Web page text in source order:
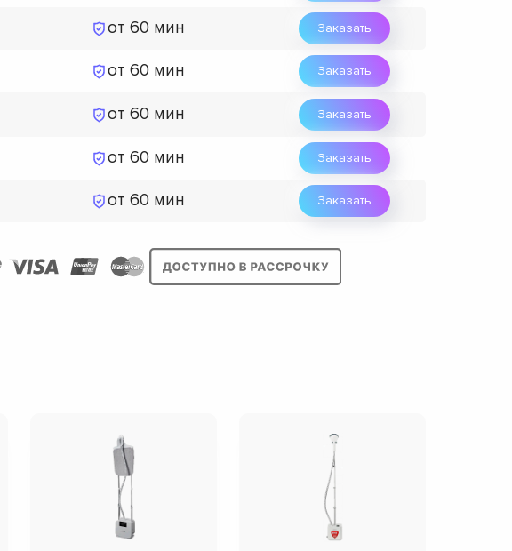
от 60 мин Заказать
от 60 мин Заказать
от 60 мин Заказать
от 60 мин Заказать
от 60 мин Заказать